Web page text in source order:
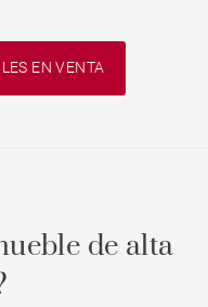
EN VENTA
de alta